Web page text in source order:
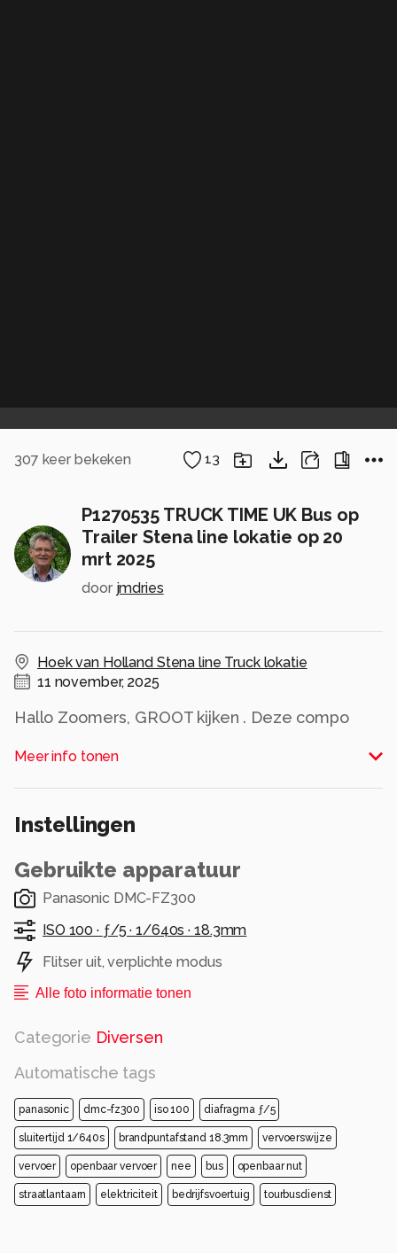
307 keer bekeken 13
P1270535 TRUCK TIME UK Bus op
Trailer Stena line lokatie op 20
mrt 2025
door jmdries
Hoek van Holland Stena line Truck lokatie
11 november, 2025
Hallo Zoomers, GROOT kijken . Deze compo
Stena Line H v Holland waar vlak voor mij een
Truck combinatie met dieplader en waarschijnlijk
gaat het gevaarte de Metro overweg op .
vorige foto s.
Groeten Jos Dries
Alle rechten voorbehouden
Meer info tonen
Instellingen
Gebruikte apparatuur
Panasonic DMC-FZ300
ISO 100 · ƒ/5 ·1/640s ·18.3mm
Flitser uit, verplichte modus
Alle foto informatie tonen
Categorie Diversen
Automatische tags
panasonic dmc-fz300 iso 100 diafragma ƒ/5
sluitertijd 1/640s brandpuntafstand 18.3mm vervoerswijze
vervoer openbaar vervoer nee bus openbaar nut
straatlantaarn elektriciteit bedrijfsvoertuig tourbusdienst